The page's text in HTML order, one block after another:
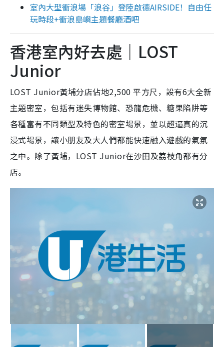
室內大型衝浪場「浪谷」登陸啟德AIRSIDE！自由任
玩時段+衝浪島嶼主題餐廳酒吧
香港室內好去處｜LOST
Junior
LOST Junior黃埔分店佔地2,500 平方尺， 設有6大全新
主題密室，包括有迷失博物館、恐龍危機、糖果陷阱等
各種富有不同類型及特色的密室場景，並以超逼真的沉
浸式場景，讓小朋友及大人們都能快速融入遊戲的氣氛
之中。除了黃埔，LOST Junior在沙田及荔枝角都有分
店。